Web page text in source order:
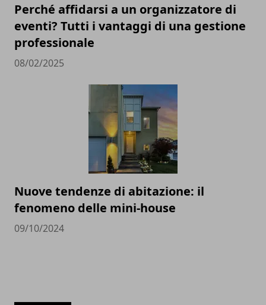
Perché affidarsi a un organizzatore di
eventi? Tutti i vantaggi di una gestione
professionale
08/02/2025
Nuove tendenze di abitazione: il
fenomeno delle mini-house
09/10/2024